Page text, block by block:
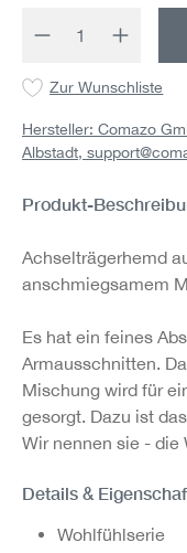
Produkt
Zur Wunschliste
Hersteller: Comazo
Albstadt,
Produkt-
Achselträgerhemd
anschmiegsamem
Es hat ein feines
Armausschnitten.
Mischung wird für
gesorgt. Dazu ist
Wir nennen sie - die
Details &
Wohlfühlserie